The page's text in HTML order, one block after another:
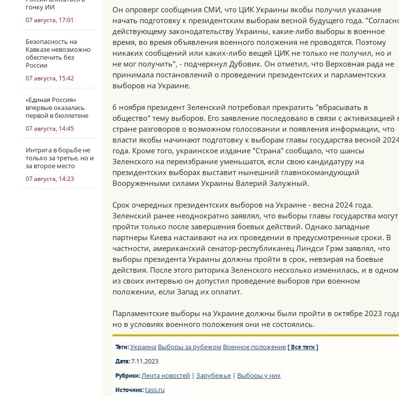
гонку ИИ
07 августа, 17:01
Безопасность на
Кавказе невозможно
обеспечить без
России
07 августа, 15:42
«Единая Россия»
впервые оказалась
первой в бюллетене
07 августа, 14:45
Интрига в борьбе не
только за третье, но и
за второе место
07 августа, 14:23
Он опроверг сообщения СМИ, что ЦИК Украины якобы получил указание
начать подготовку к президентским выборам весной будущего года.
действующему законодательству Украины, какие-либо выборы в военное
время, во время объявления военного положения не проводятся. Поэтому
никаких сообщений или каких-либо вещей ЦИК не только не получил, но и
не мог получить", - подчеркнул Дубовик. Он отметил, что Верховная рада не
принимала постановлений о проведении президентских и парламентских
выборов на Украине.
6 ноября президент Зеленский потребовал прекратить "вбрасывать в
общество" тему выборов. Его заявление последовало в связи с активизацией
стране разговоров о возможном голосовании и появления информации, что
власти якобы начинают подготовку к выборам главы государства весной
года. Кроме того, украинское издание "Страна" сообщало, что шансы
Зеленского на переизбрание уменьшатся, если свою кандидатуру на
президентских выборах выставит нынешний главнокомандующий
Вооруженными силами Украины Валерий Залужный.
Срок очередных президентских выборов на Украине - весна 2024 года.
Зеленский ранее неоднократно заявлял, что выборы главы государства могут
пройти только после завершения боевых действий. Однако западные
партнеры Киева настаивают на их проведении в предусмотренные сроки. В
частности, американский сенатор-республиканец Линдси Грэм заявлял, что
выборы президента Украины должны пройти в срок, невзирая на боевые
действия. После этого риторика Зеленского несколько изменилась, и в одном
из своих интервью он допустил проведение выборов при военном
положении, если Запад их оплатит.
Парламентские выборы на Украине должны были пройти в октябре 2023
но в условиях военного положения они не состоялись.
Теги:Украина Выборы за рубежом Военное положение [ Все теги ]
Дата:7.11.2023
Рубрики:Лента новостей| Зарубежье| Выборы у них
Источник:tass.ru